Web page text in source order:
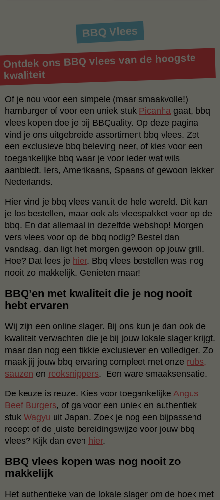
BBQ Vlees
Ontdek ons BBQ vlees van de hoogste
kwaliteit
Of je nou voor een simpele (maar smaakvolle!)
hamburger of voor een uniek stuk Picanha gaat, bbq
vlees kopen doe je bij BBQuality. Op deze pagina
vind je ons uitgebreide assortiment bbq vlees. Zet
een exclusieve bbq beleving neer, of kies voor een
toegankelijke bbq waar je voor ieder wat wils
aanbiedt. Iers, Amerikaans, Spaans of gewoon lekker
Nederlands.
Hier vind je bbq vlees vanuit de hele wereld. Dit kan
je los bestellen, maar ook als vleespakket voor op de
bbq. En dat allemaal in dezelfde webshop! Morgen
vers vlees voor op de bbq nodig? Bestel dan
vandaag, dan ligt het morgen gewoon op jouw grill.
Hoe? Dat lees je hier. Bbq vlees bestellen was nog
nooit zo makkelijk. Genieten maar!
BBQ’en met kwaliteit die je nog nooit
hebt ervaren
Wij zijn een online slager. Bij ons kun je dan ook de
kwaliteit verwachten die je bij jouw lokale slager krijgt.
maar dan nog een tikkie exclusiever en vollediger. Zo
maak jij jouw bbq ervaring compleet met onze rubs,
sauzen en rooksnippers. Een ware smaaksensatie.
De keuze is reuze. Kies voor toegankelijke Angus
Beef Burgers, of ga voor een uniek en authentiek
stuk Wagyu uit Japan. Zoek je nog een bijpassend
recept of de juiste bereidingswijze voor jouw bbq
vlees? Kijk dan even hier.
BBQ vlees kopen was nog nooit zo
makkelijk
Het authentieke van de lokale slager om de hoek met